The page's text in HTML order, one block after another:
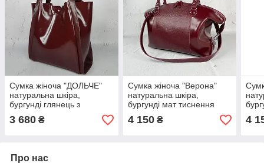
Сумка жіноча "ДОЛЬЧЕ"
натуральна шкіра,
бургунді глянець з
рептилією
3 680 ₴
Сумка жіноча "Верона"
натуральна шкіра,
бургунді мат тиснення
рептилія
4 150₴ 4
Про нас